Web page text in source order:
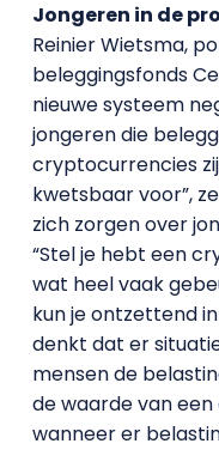
Jongeren in de
Reinier Wietsma,
beleggingsfonds
nieuwe systeem
jongeren die
cryptocurrencies
kwetsbaar voor”,
zich zorgen over
“Stel je hebt een
wat heel vaak
kun je ontzettend
denkt dat er
mensen de
de waarde van
wanneer er